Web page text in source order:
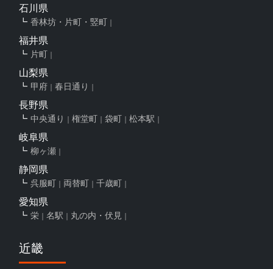
石川県
香林坊・片町・竪町
福井県
片町
山梨県
甲府 春日通り
長野県
中央通り 権堂町 袋町 松本駅
岐阜県
柳ヶ瀬
静岡県
呉服町 両替町 千歳町
愛知県
栄 名駅 丸の内・伏見
近畿